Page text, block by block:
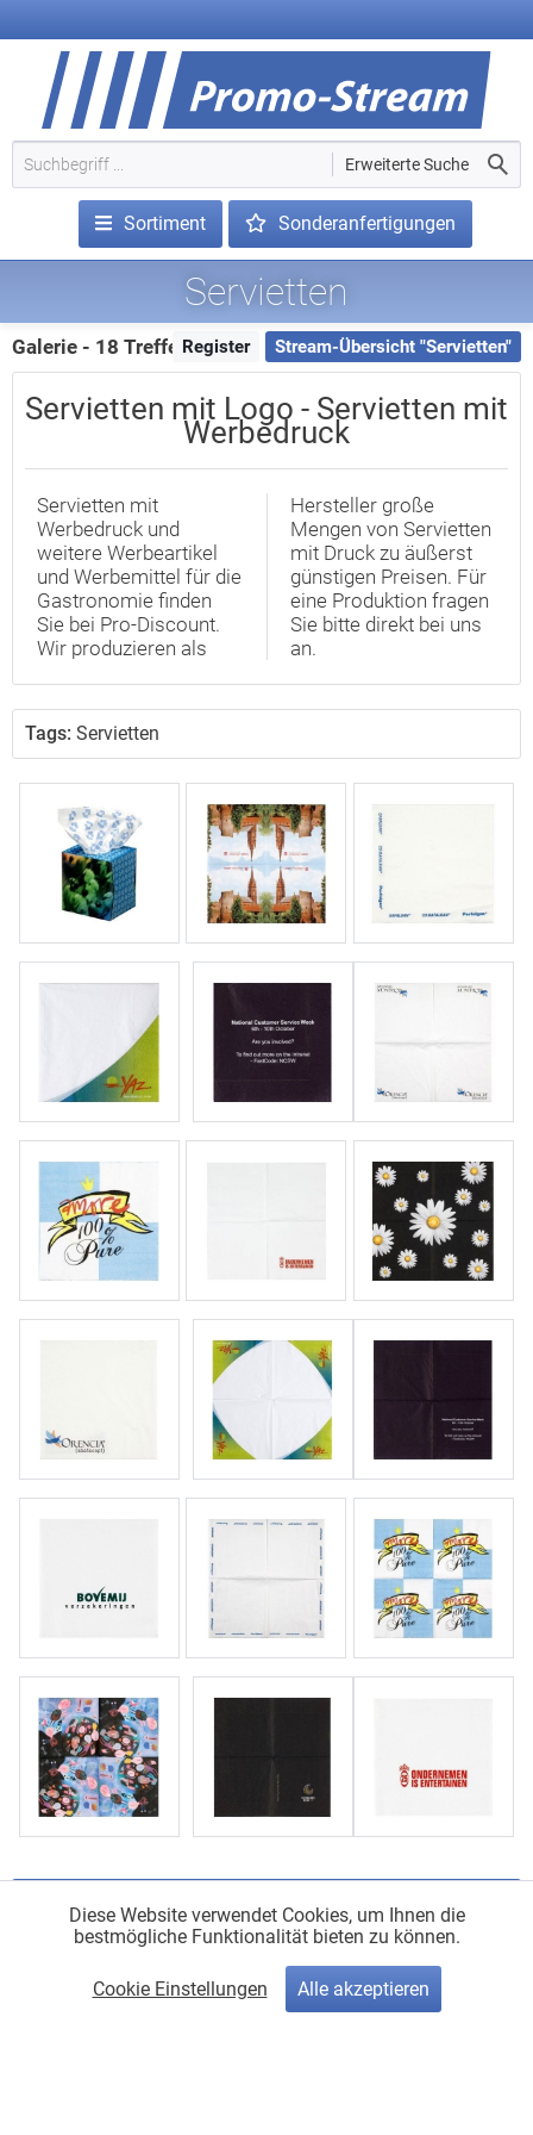
Sortiment Sonderanfertigungen
Erweiterte Suche
Servietten
Galerie - 18 TrefferRegister Stream-Übersicht "Servietten"
Servietten mit Logo - Servietten mit
Werbedruck
Servietten mit
Werbedruck und
weitere Werbeartikel
und Werbemittel für die
Gastronomie finden
Sie bei Pro-Discount.
Wir produzieren als
Hersteller große
Mengen von Servietten
mit Druck zu äußerst
günstigen Preisen. Für
eine Produktion fragen
Sie bitte direkt bei uns
an.
Tags: Servietten
© 2026 Pro-Discount Stream Impressum |AGB |Artikel
Diese Website verwendet Cookies, um Ihnen die
bestmögliche Funktionalität bieten zu können.
Cookie Einstellungen Alle akzeptieren